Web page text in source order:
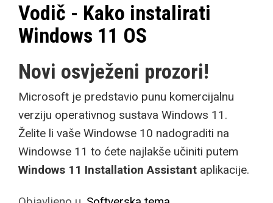
Vodič - Kako instalirati
Windows 11 OS
Novi osvježeni prozori!
Microsoft je predstavio punu komercijalnu
verziju operativnog sustava Windows 11.
Želite li vaše Windowse 10 nadograditi na
Windowse 11 to ćete najlakše učiniti putem
Windows 11 Installation Assistant aplikacije.